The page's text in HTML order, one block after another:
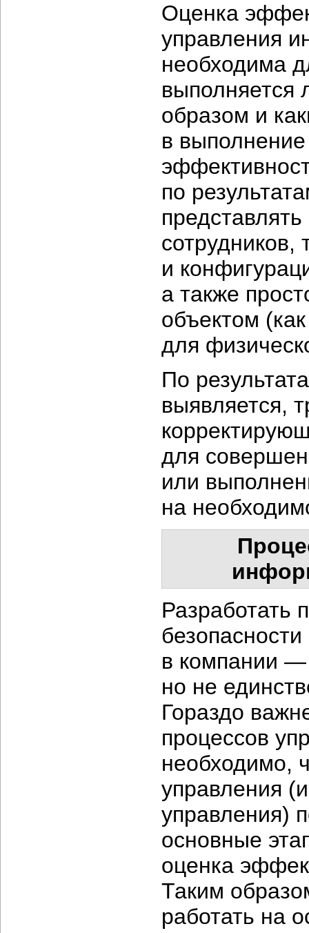
Оценка
управления
необходима
выполняется
образом и
в
по
сотрудников,
и
а также
объектом
для
По
выявляется,
для
или
на
Разработать
в компании —
но не
Гораздо
процессов
необходимо,
управления
управления)
основные
оценка
Таким
работать на